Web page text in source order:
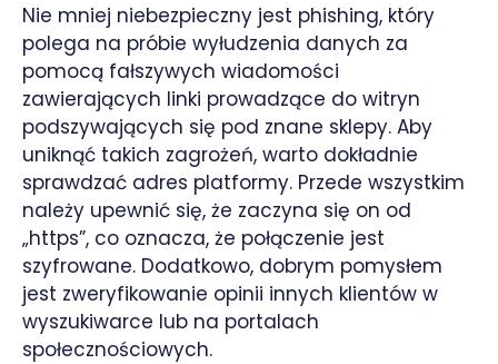
Nie mniej niebezpieczny jest phishing, który
polega na próbie wyłudzenia danych za
pomocą fałszywych wiadomości
zawierających linki prowadzące do witryn
podszywających się pod znane sklepy. Aby
uniknąć takich zagrożeń, warto dokładnie
sprawdzać adres platformy. Przede wszystkim
należy upewnić się, że zaczyna się on od
„https”, co oznacza, że połączenie jest
szyfrowane. Dodatkowo, dobrym pomysłem
jest zweryfikowanie opinii innych klientów w
wyszukiwarce lub na portalach
społecznościowych.